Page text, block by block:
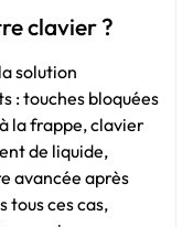
clavier ?
solution
: touches bloquées
la frappe, clavier
de liquide,
avancée après
tous ces cas,